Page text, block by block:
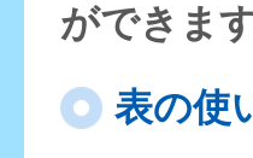
ができます
表の使